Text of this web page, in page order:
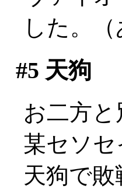
した。
#5 天狗
お二方
某セソセ
天狗で